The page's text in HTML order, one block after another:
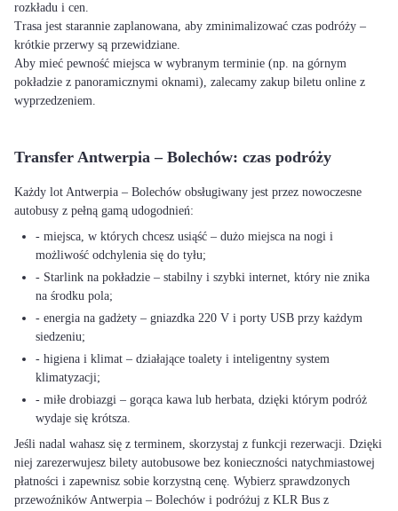
rozkładu i cen.
Trasa jest starannie zaplanowana, aby zminimalizować czas podróży –
krótkie przerwy są przewidziane.
Aby mieć pewność miejsca w wybranym terminie (np. na górnym
pokładzie z panoramicznymi oknami), zalecamy zakup biletu online z
wyprzedzeniem.
Transfer Antwerpia – Bolechów: czas podróży
Każdy lot Antwerpia – Bolechów obsługiwany jest przez nowoczesne
autobusy z pełną gamą udogodnień:
- miejsca, w których chcesz usiąść – dużo miejsca na nogi i
możliwość odchylenia się do tyłu;
- Starlink na pokładzie – stabilny i szybki internet, który nie znika
na środku pola;
- energia na gadżety – gniazdka 220 V i porty USB przy każdym
siedzeniu;
- higiena i klimat – działające toalety i inteligentny system
klimatyzacji;
- miłe drobiazgi – gorąca kawa lub herbata, dzięki którym podróż
wydaje się krótsza.
Jeśli nadal wahasz się z terminem, skorzystaj z funkcji rezerwacji. Dzięki
niej zarezerwujesz bilety autobusowe bez konieczności natychmiastowej
płatności i zapewnisz sobie korzystną cenę. Wybierz sprawdzonych
przewoźników Antwerpia – Bolechów i podróżuj z KLR Bus z